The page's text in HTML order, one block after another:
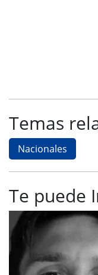
Temas
Nacionales
Te puede